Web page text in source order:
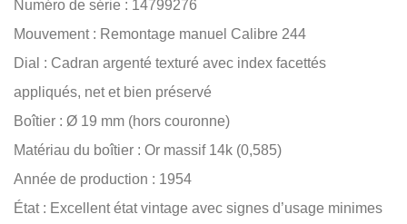
Numéro de série : 14799276
Mouvement : Remontage manuel Calibre 244
Dial : Cadran argenté texturé avec index facettés
appliqués, net et bien préservé
Boîtier : Ø 19 mm (hors couronne)
Matériau du boîtier : Or massif 14k (0,585)
Année de production : 1954
État : Excellent état vintage avec signes d’usage minimes